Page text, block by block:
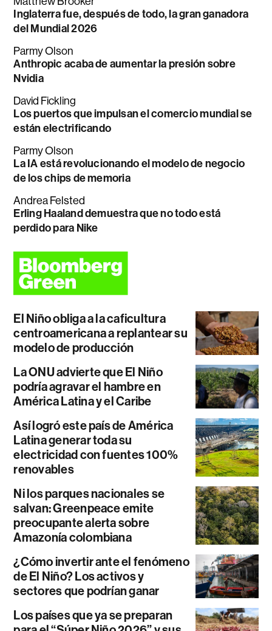
Inglaterra fue, después de todo, la gran ganadora
del Mundial 2026
Parmy Olson
Anthropic acaba de aumentar la presión sobre
Nvidia
David Fickling
Los puertos que impulsan el comercio mundial se
están electrificando
Parmy Olson
La IA está revolucionando el modelo de negocio
de los chips de memoria
Andrea Felsted
Erling Haaland demuestra que no todo está
perdido para Nike
El Niño obliga a la caficultura
centroamericana a replantear su
modelo de producción
La ONU advierte que El Niño
podría agravar el hambre en
América Latina y el Caribe
Así logró este país de América
Latina generar toda su
electricidad con fuentes 100%
renovables
Ni los parques nacionales se
salvan: Greenpeace emite
preocupante alerta sobre
Amazonía colombiana
¿Cómo invertir ante el fenómeno
de El Niño? Los activos y
sectores que podrían ganar
Los países que ya se preparan